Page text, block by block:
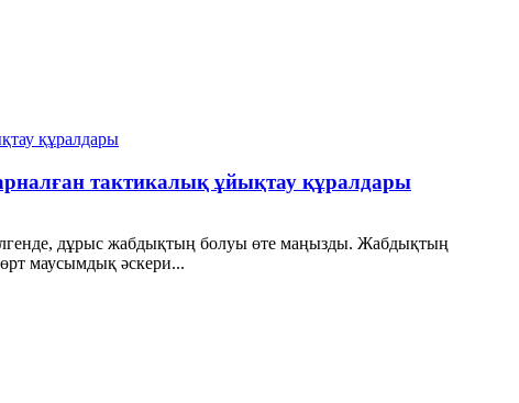
тактикалық ұйықтау құралдары
дұрыс жабдықтың болуы өте маңызды. Жабдықтың
маусымдық әскери...